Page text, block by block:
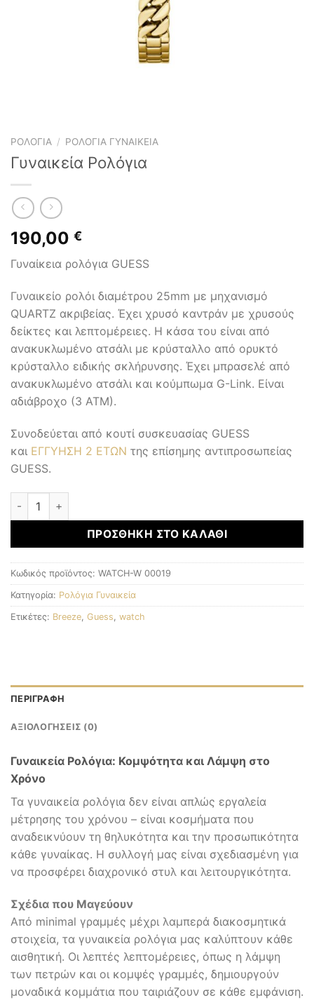
ΡΟΛΌΓΙΑ / ΡΟΛΌΓΙΑ ΓΥΝΑΙΚΕΊΑ
Γυναικεία Ρολόγια
190,00 €
Γυναίκεια ρολόγια GUESS
Γυναικείο ρολόι διαμέτρου 25mm με μηχανισμό
QUARTZ ακριβείας. Έχει χρυσό καντράν με χρυσούς
δείκτες και λεπτομέρειες. Η κάσα του είναι από
ανακυκλωμένο ατσάλι με κρύσταλλο από ορυκτό
κρύσταλλο ειδικής σκλήρυνσης. Έχει μπρασελέ από
ανακυκλωμένο ατσάλι και κούμπωμα G-Link. Είναι
αδιάβροχο (3 ΑΤΜ).
Συνοδεύεται από κουτί συσκευασίας GUESS
και ΕΓΓΥΗΣΗ 2 ΕΤΩΝ της επίσημης αντιπροσωπείας
GUESS.
Γυναικεία Ρολόγια ποσότητα
ΠΡΟΣΘΉΚΗ ΣΤΟ ΚΑΛΆΘΙ
Κωδικός προϊόντος: WATCH-W 00019
Κατηγορία: Ρολόγια Γυναικεία
Ετικέτες: Breeze Guess watch
ΠΕΡΙΓΡΑΦΉ
ΑΞΙΟΛΟΓΉΣΕΙΣ (0)
Γυναικεία Ρολόγια: Κομψότητα και Λάμψη στο
Χρόνο
Τα γυναικεία ρολόγια δεν είναι απλώς εργαλεία
μέτρησης του χρόνου – είναι κοσμήματα που
αναδεικνύουν τη θηλυκότητα και την προσωπικότητα
κάθε γυναίκας. Η συλλογή μας είναι σχεδιασμένη για
να προσφέρει διαχρονικό στυλ και λειτουργικότητα.
Σχέδια που Μαγεύουν
Από minimal γραμμές μέχρι λαμπερά διακοσμητικά
στοιχεία, τα γυναικεία ρολόγια μας καλύπτουν κάθε
αισθητική. Οι λεπτές λεπτομέρειες, όπως η λάμψη
των πετρών και οι κομψές γραμμές, δημιουργούν
μοναδικά κομμάτια που ταιριάζουν σε κάθε εμφάνιση.